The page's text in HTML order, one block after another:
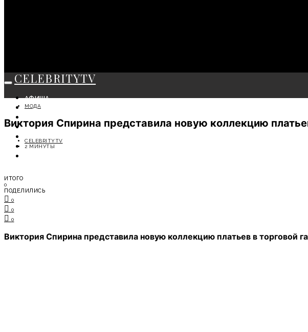
CELEBRITYTV
АФИША
СОБЫТИЯ
МОДА
ЛИЧНОСТЬ
ОТДЫХ
МОДА
Виктория Спирина представила новую коллекцию
CELEBRITYTV
2 МИНУТЫ
ИТОГО
0
ПОДЕЛИЛИСЬ
0
0
0
Виктория Спирина представила новую коллекцию платьев в торговой